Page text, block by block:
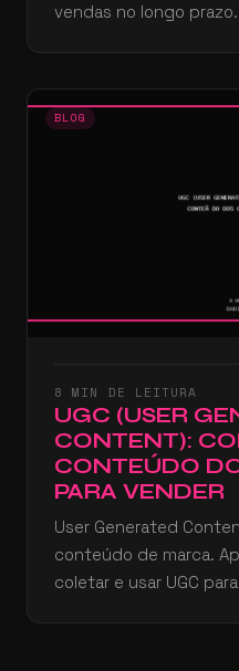
vendas no longo
BLOG
8 MIN DE LEITURA
UGC (USER
CONTENT):
CONTEÚDO
PARA VENDER
User Generated
conteúdo de marca.
coletar e usar UGC